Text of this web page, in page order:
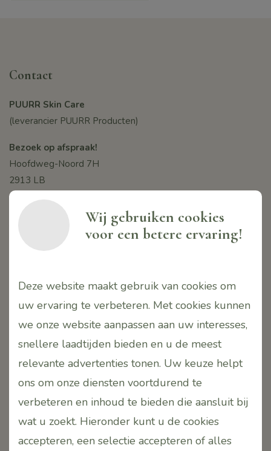
Contact
PUURR Skin Care
(leverancier PUURR Producten)
Bezoek op afspraak!
Hoofdweg-Noord 7H
2913 LB
Nieuwerkerk aan den IJssel
Nederland
06-42690163
info@puurr.eu
Contactpersoon:
Monique Tsang-de Jong
KVK.24412380
BTW. NL001636174B77
Iban. NL55INGB0004595860
onv. PUURR
Service
Wij gebruiken cookies
voor een betere ervaring!
Deze website maakt gebruik van cookies om
uw ervaring te verbeteren. Met cookies kunnen
we onze website aanpassen aan uw interesses,
snellere laadtijden bieden en u de meest
relevante advertenties tonen. Uw keuze helpt
ons om onze diensten voortdurend te
verbeteren en inhoud te bieden die aansluit bij
wat u zoekt. Hieronder kunt u de cookies
accepteren, een selectie accepteren of alles